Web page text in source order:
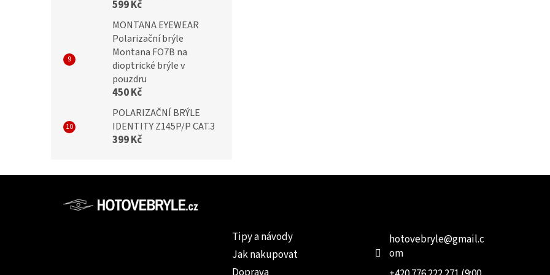
599 Kč
MONTANA EYEWEAR
Polarizační brýle
Montana FO7B na
dioptrické brýle v
pouzdru
450 Kč
POLARIZAČNÍ BRÝLE
IDENTITY Z145P/P CAT.3
399 Kč
Tipy a návody
Jak nakupovat
hotovebryle@gmail.c
om